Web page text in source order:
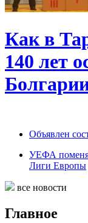
Как в
140 лет
Объявлен
УЕФА
Лиги Европы
все новости
Главное